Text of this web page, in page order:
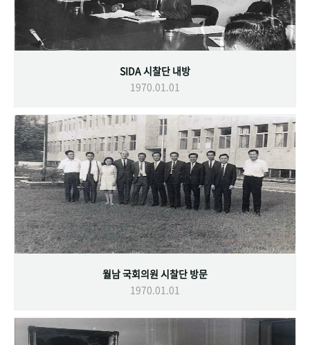
SIDA 시찰단 내방
1970.01.01
월남 국회의원 시찰단 방문
1970.01.01